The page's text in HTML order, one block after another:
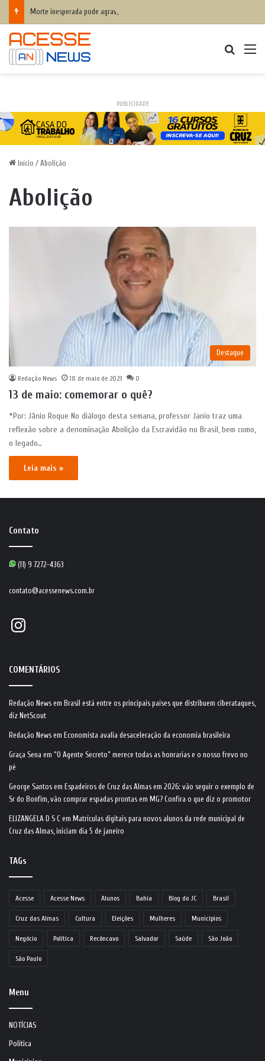
Morte inesperada pode agravar desequilíbrio financeiro das famílias
PUBLICIDADE
Início / Abolição
Abolição
Destaque
Redação News 18 de maio de 2023 0
13 de maio: comemorar o quê?
*Por: Jânio Roque No diálogo desta semana, professor Janio traz uma
reflexão sobre a denominação Abolição da Escravidão no Brasil, bem como,
o legado…
Leia mais »
Contato
(11) 9 7272-4363
contato@acessenews.com.br
Instagram
COMENTÁRIOS
Redação News em Brasil está entre os principais países que distribuem ciberataques,
diz NetScout
Redação News em Economista avalia desaceleração da economia brasileira
Graça Sena em “O Agente Secreto” merece todas as honrarias e o nosso frevo no
pé
George Santos em Espadeiros de Cruz das Almas em 2026: vão seguir o exemplo de
Sr do Bonfim, vão comprar espadas prontas em MG? Confira o que diz o promotor
ELIZANGELA D S C em Matrículas digitais para novos alunos da rede municipal de
Cruz das Almas, iniciam dia 5 de janeiro
TAGs
Acesse Acesse News Alunos Bahia Blog do JC Brasil
Cruz das Almas Cultura Eleições Mulheres Municípios
Negócio Política Recôncavo Salvador Saúde São João
São Paulo
Menu
NOTÍCIAS
Política